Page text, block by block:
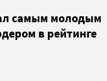
самым молодым
в рейтинге